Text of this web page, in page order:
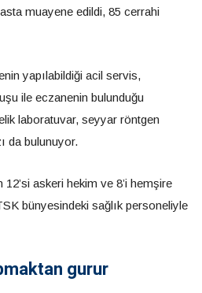
muayene edildi, 85 cerrahi
yapılabildiği acil servis,
ile eczanenin bulunduğu
laboratuvar, seyyar röntgen
da bulunuyor.
askeri hekim ve 8’i hemşire
bünyesindeki sağlık personeliyle
gurur